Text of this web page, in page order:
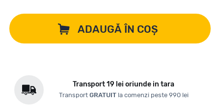
ADAUGĂ ÎN COȘ
Transport 19 lei oriunde in tara
Transport GRATUITla comenzi peste 990 lei